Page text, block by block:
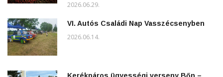
2026.06.29.
VI. Autós Családi Nap Vasszécsenyben
2026.06.14.